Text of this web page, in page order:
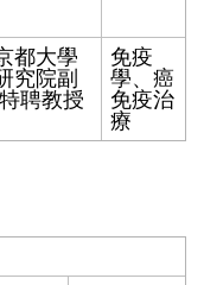
都大學
究院副
聘教授
免疫
學、癌
免疫治
療